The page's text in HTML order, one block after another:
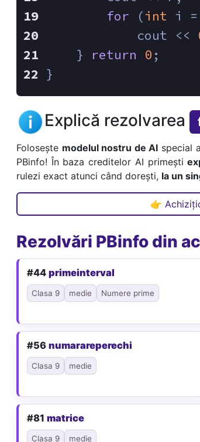
for (int i =
            cout <<
    }
return 0 ;
}
Explică rezolvarea
Folosește modelul nostru de AI special
PBinfo! În baza creditelor AI primești
rulezi exact atunci când dorești, la un
👉
Rezolvări PBinfo din
#44 primeinterval
Clasa 9 medie Numere prime
#56 numarareperechi
Clasa 9 medie
#81 matrice
Clasa 9 medie